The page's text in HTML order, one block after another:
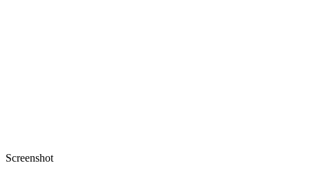
Screenshot